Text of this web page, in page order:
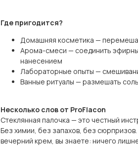
Где пригодится?
Домашняя косметика —
Арома-смеси — соединить
нанесением
Лабораторные опыты —
Ванные ритуалы — размешать
Несколько слов от ProFlacon
Стеклянная палочка — это честный
Без химии, без запахов, без
вечерний крем, вы знаете: ничего